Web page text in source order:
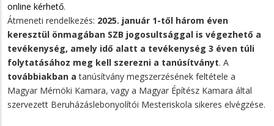
online kérhető.
Átmeneti rendelkezés: 2025. január 1-től három éven
keresztül önmagában SZB jogosultsággal is végezhető a
tevékenység, amely idő alatt a tevékenység 3 éven túli
folytatásához meg kell szerezni a tanúsítványt. A
továbbiakban a tanúsítvány megszerzésének feltétele a
Magyar Mérnöki Kamara, vagy a Magyar Építész Kamara által
szervezett Beruházáslebonyolítói Mesteriskola sikeres elvégzése.